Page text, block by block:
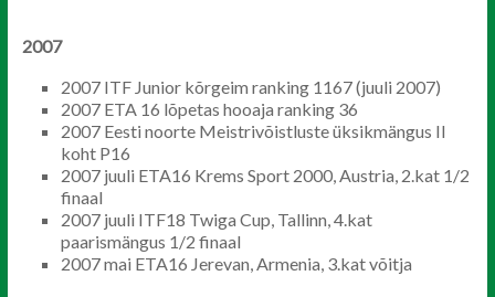
2007
2007 ITF Junior kõrgeim ranking 1167 (juuli 2007)
2007 ETA 16 lõpetas hooaja ranking 36
2007 Eesti noorte Meistrivõistluste üksikmängus II
koht P16
2007 juuli ETA16 Krems Sport 2000, Austria, 2.kat 1/2
finaal
2007 juuli ITF18 Twiga Cup, Tallinn, 4.kat
paarismängus 1/2 finaal
2007 mai ETA16 Jerevan, Armenia, 3.kat võitja